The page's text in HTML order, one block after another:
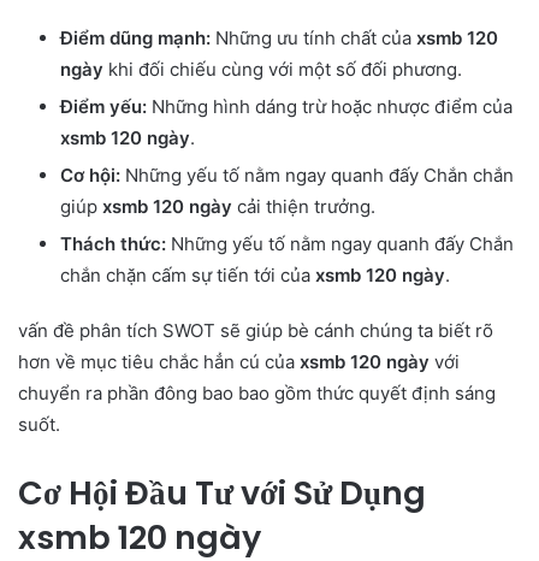
Điểm dũng mạnh: Những ưu tính chất của xsmb 120
ngày khi đối chiếu cùng với một số đối phương.
Điểm yếu: Những hình dáng trừ hoặc nhược điểm của
xsmb 120 ngày.
Cơ hội: Những yếu tố nằm ngay quanh đấy Chắn chắn
giúp xsmb 120 ngày cải thiện trưởng.
Thách thức: Những yếu tố nằm ngay quanh đấy Chắn
chắn chặn cấm sự tiến tới của xsmb 120 ngày.
vấn đề phân tích SWOT sẽ giúp bè cánh chúng ta biết rõ
hơn về mục tiêu chắc hẳn cú của xsmb 120 ngày với
chuyển ra phần đông bao bao gồm thức quyết định sáng
suốt.
Cơ Hội Đầu Tư với Sử Dụng
xsmb 120 ngày